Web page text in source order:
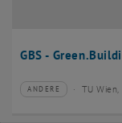
GBS -
Veranstaltungstyp:
ANDERE
Veranstaltungsort:TU Wien,